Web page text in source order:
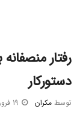
رفتار
دستورکار
توسط مکران 19 فروردین 1404